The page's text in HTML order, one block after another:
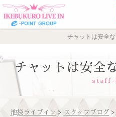
チャットは安全
チャットは安全
staff-
池袋ライブイン > スタッフブログ>